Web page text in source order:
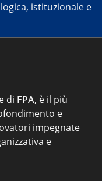
istituzionale e
di FPA, è il più
e
impegnate
e